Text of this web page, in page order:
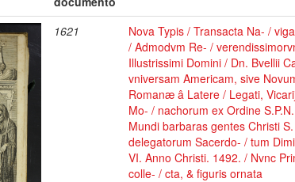
1621
Nova Typis / Transacta Na- /
/ Admodvm Re- /
Illustrissimi Domini / Dn. Bvellii
vniversam Americam, sive
Romanæ â Latere / Legati,
Mo- / nachorum ex Ordine
Mundi barbaras gentes Christi
delegatorum Sacerdo- / tum
VI. Anno Christi. 1492. / Nvnc
colle- / cta, & figuris ornata